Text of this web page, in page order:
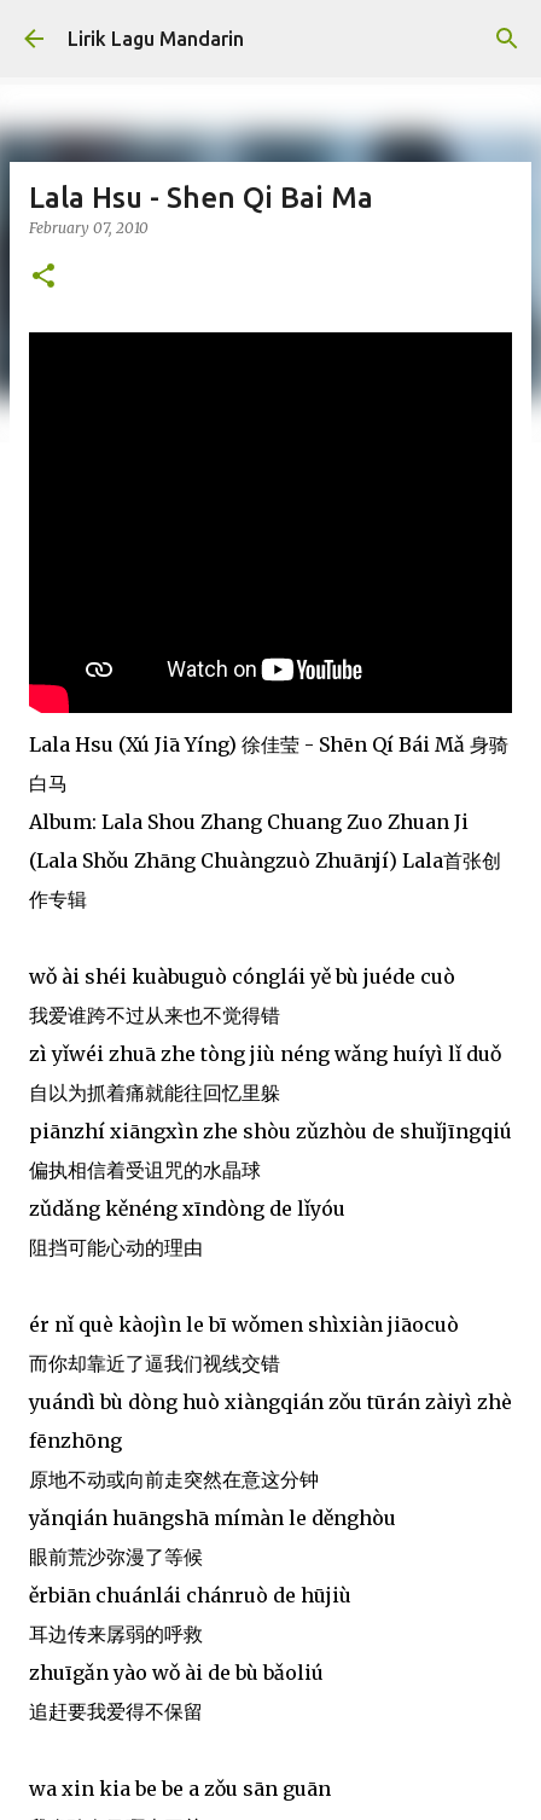
Skip to main content
Lirik Lagu Mandarin
Lala Hsu - Shen Qi Bai Ma
February 07, 2010
Lala Hsu (Xú Jiā Yíng) 徐佳莹 - Shēn Qí Bái Mǎ 身骑
白马
Album: Lala Shou Zhang Chuang Zuo Zhuan Ji
(Lala Shǒu Zhāng Chuàngzuò Zhuānjí) Lala首张创
作专辑
wǒ ài shéi kuàbuguò cónglái yě bù juéde cuò
我爱谁跨不过从来也不觉得错
zì yǐwéi zhuā zhe tòng jiù néng wǎng huíyì lǐ duǒ
自以为抓着痛就能往回忆里躲
piānzhí xiāngxìn zhe shòu zǔzhòu de shuǐjīngqiú
偏执相信着受诅咒的水晶球
zǔdǎng kěnéng xīndòng de lǐyóu
阻挡可能心动的理由
ér nǐ què kàojìn le bī wǒmen shìxiàn jiāocuò
而你却靠近了逼我们视线交错
yuándì bù dòng huò xiàngqián zǒu tūrán zàiyì zhè
fēnzhōng
原地不动或向前走突然在意这分钟
yǎnqián huāngshā mímàn le děnghòu
眼前荒沙弥漫了等候
ěrbiān chuánlái chánruò de hūjiù
耳边传来孱弱的呼救
zhuīgǎn yào wǒ ài de bù bǎoliú
追赶要我爱得不保留
wa xin kia be be a zǒu sān guān